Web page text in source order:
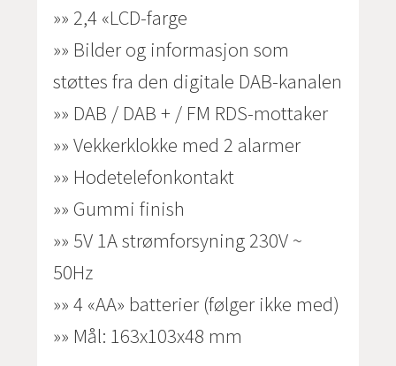
»» 2,4 «LCD-farge
»» Bilder og informasjon som
støttes fra den digitale DAB-kanalen
»» DAB / DAB + / FM RDS-mottaker
»» Vekkerklokke med 2 alarmer
»» Hodetelefonkontakt
»» Gummi finish
»» 5V 1A strømforsyning 230V ~
50Hz
»» 4 «AA» batterier (følger ikke med)
»» Mål: 163x103x48 mm